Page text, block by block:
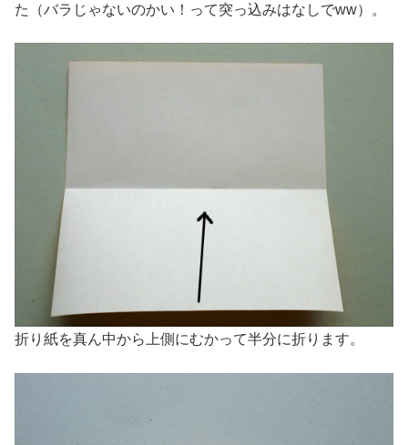
た（バラじゃないのかい！って突っ込みはなしでww）。
折り紙を真ん中から上側にむかって半分に折ります。